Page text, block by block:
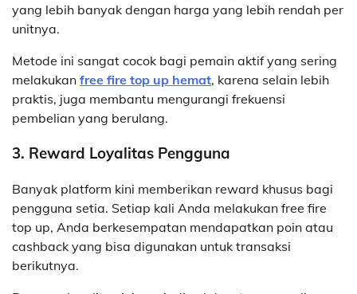
yang lebih banyak dengan harga yang lebih rendah per
unitnya.
Metode ini sangat cocok bagi pemain aktif yang sering
melakukan free fire top up hemat, karena selain lebih
praktis, juga membantu mengurangi frekuensi
pembelian yang berulang.
3. Reward Loyalitas Pengguna
Banyak platform kini memberikan reward khusus bagi
pengguna setia. Setiap kali Anda melakukan free fire
top up, Anda berkesempatan mendapatkan poin atau
cashback yang bisa digunakan untuk transaksi
berikutnya.